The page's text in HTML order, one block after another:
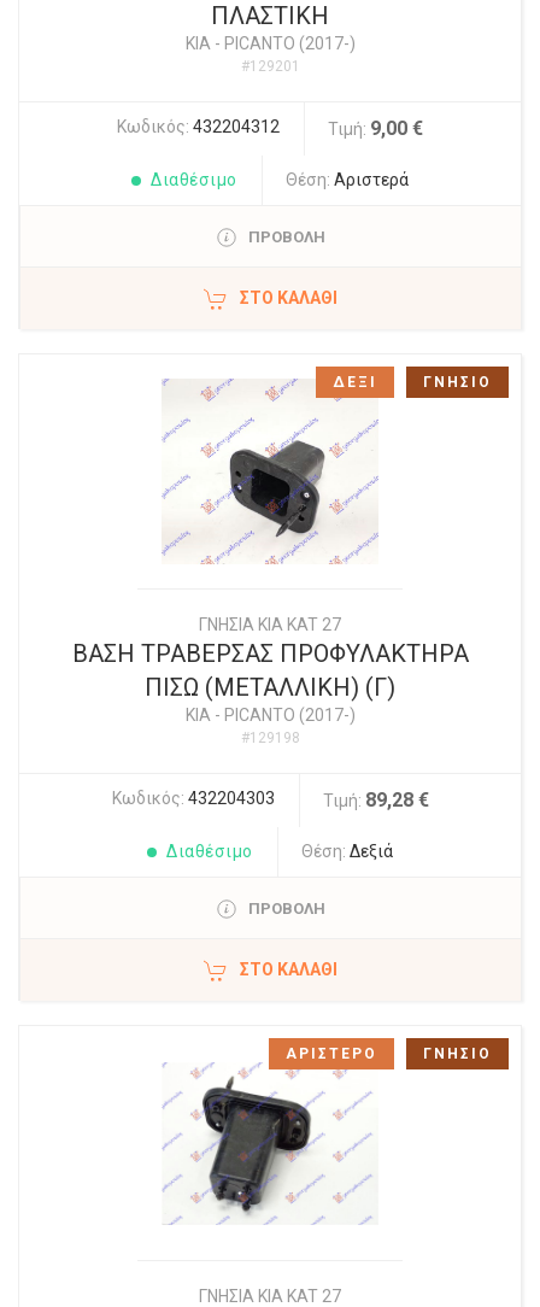
ΠΛΑΣΤΙΚΗ
KIA - PICANTO (2017-)
#129201
Κωδικός: 432204312 Τιμή: 9,00 €
Διαθέσιμο Θέση: Αριστερά
ΠΡΟΒΟΛΗ
ΣΤΟ ΚΑΛΆΘΙ
ΓΝΗΣΙΑ KIA KAT 27
ΒΑΣΗ ΤΡΑΒΕΡΣΑΣ ΠΡΟΦΥΛΑΚΤΗΡΑ
ΠΙΣΩ (ΜΕΤΑΛΛΙΚΗ) (Γ)
KIA - PICANTO (2017-)
#129198
Κωδικός: 432204303 Τιμή: 89,28 €
Διαθέσιμο Θέση: Δεξιά
ΠΡΟΒΟΛΗ
ΣΤΟ ΚΑΛΆΘΙ
ΔΕΞΙ ΓΝΗΣΙΟ
ΓΝΗΣΙΑ KIA KAT 27
ΑΡΙΣΤΕΡΟ ΓΝΗΣΙΟ